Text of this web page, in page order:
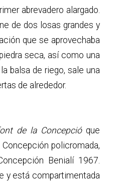
abrevadero alargado.
de dos losas grandes y
que se aprovechaba
seca, así como una
balsa de riego, sale una
de alrededor.
de la Concepcióque
policromada,
Benialí 1967.
y está compartimentada